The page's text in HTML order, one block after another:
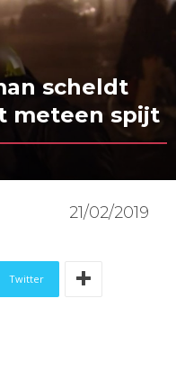
scheldt
meteen spijt
21/02/2019
Twitter